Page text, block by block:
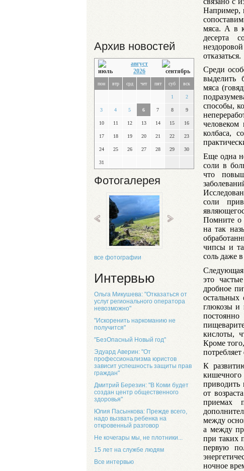
Архив новостей
август
2026
пон втр срд чет пят суб вск
1 2
3 4 5 6 7 8 9
10 11 12 13 14 15 16
17 18 19 20 21 22 23
24 25 26 27 28 29 30
31
Фотогалерея
все фотографии
Интервью
Ольга Микушева: "Отказаться от
услуг регионального оператора
невозможно"
"Искоренить наркоманию не
получится"
"БезОпасный Новый год"
Эдуард Аверин: "От
профессионализма юристов
зависит успешность защиты прав
граждан"
Дмитрий Березин: "В Коми будет
создан центр общественного
здоровья"
Юлия Пасынкова: Прежде всего,
надо вызвать ребенка на
откровенный разговор
Не кочегары мы, не плотники...
15 лет на службе людям
Все интервью
Например,
мяса. А в
десерта
отказаться.
Среди
выделить
мяса
способы,
человеком
колбаса,
Еще одна
соли в
что
соли
Помните о
на так
чипсы и
соль даже
это
дробное
глюкозы и
кислоты,
Кроме
К
от
приемах
между
а между
при таких
первую
ночное